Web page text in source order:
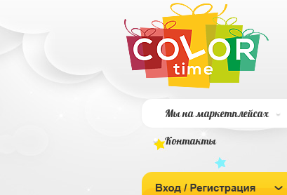
Мы на маркетплейсах
Контакты